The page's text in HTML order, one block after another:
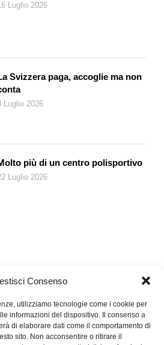
Consenso
utilizziamo tecnologie come i cookie per
informazioni del dispositivo. Il consenso a
di elaborare dati come il comportamento di
sito. Non acconsentire o ritirare il
Luglio 2026
Svizzera paga, accoglie ma non
Luglio 2026
più di un centro polisportivo
Luglio 2026